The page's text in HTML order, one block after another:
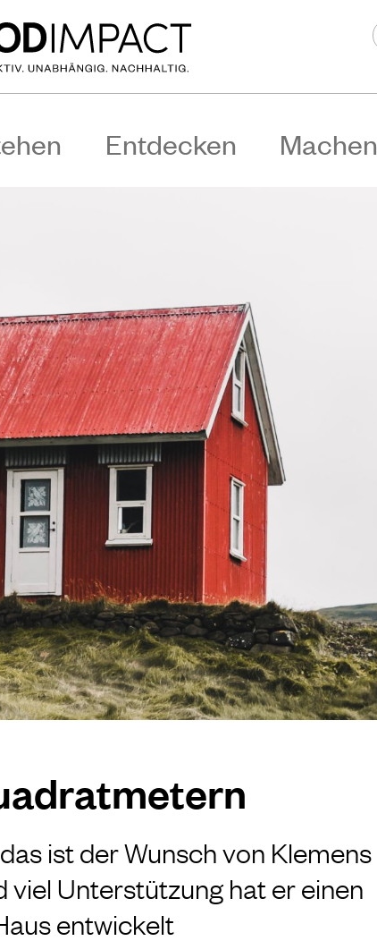
Entdecken Machen
ist der Wunsch von Klemens
viel Unterstützung hat er einen
entwickelt